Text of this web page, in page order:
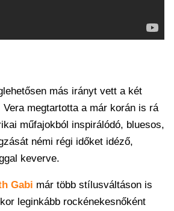
más irányt vett a két
megtartotta a már korán is rá
műfajokból inspirálódó, bluesos,
némi régi időket idéző,
keverve.
Gabi már több stílusváltáson is
leginkább rockénekesnőként